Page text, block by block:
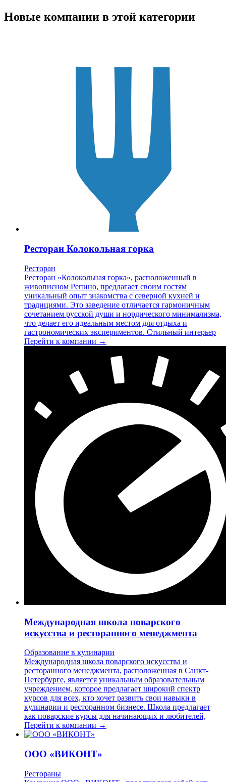
Новые компании в этой категории
Ресторан Колокольная горка
Ресторан
Ресторан «Колокольная горка», расположенный в
живописном Репино, предлагает своим гостям
уникальный опыт знакомства с северной кухней и
традициями. Это заведение отличается гармоничным
сочетанием русской души и нордического минимализма,
что делает его идеальным местом для отдыха и
гастрономических экспериментов. Стильный интерьер
Перейти к компании →
Международная школа поварского
искусства и ресторанного менеджмента
Образование в кулинарии
Международная школа поварского искусства и
ресторанного менеджмента, расположенная в Санкт-
Петербурге, является уникальным образовательным
учреждением, которое предлагает широкий спектр
курсов для всех, кто хочет развить свои навыки в
кулинарии и ресторанном бизнесе. Школа предлагает
как поварские курсы для начинающих и любителей,
Перейти к компании →
ООО «ВИКОНТ»
Рестораны